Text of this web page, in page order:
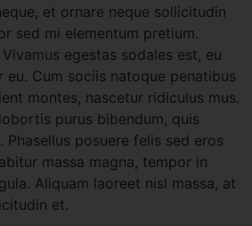
et ornare neque sollicitudin
sed mi elementum pretium.
egestas sodales est, eu
eu. Cum sociis natoque penatibus
montes, nascetur ridiculus mus.
purus bibendum, quis
posuere felis sed eros
massa magna, tempor in
Aliquam laoreet nisl massa, at
et.